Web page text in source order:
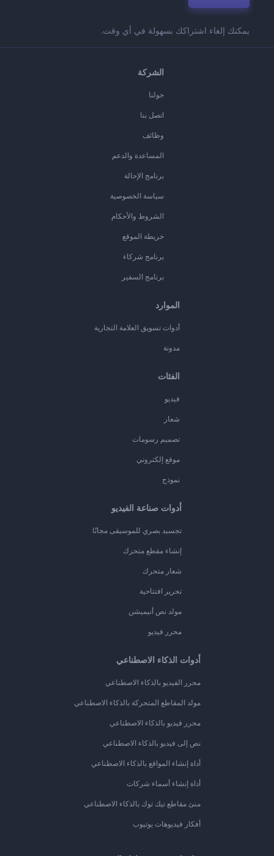
يمكنك إلغاء اشتراكك بسهولة في أي وقت.
الشركة
حولنا
اتصل بنا
وظائف
المساعدة والدعم
برنامج الإحالة
سياسة الخصوصية
الشروط والأحكام
خريطة الموقع
برنامج شركاء
برنامج السفير
الموارد
أدوات تسويق العلامة التجارية
مدونة
الفئات
فيديو
شعار
تصميم رسومات
موقع إلكتروني
نموذج
أدوات صناعة الفيديو
تجسيد بصري للموسيقى مجانًا
إنشاء مقطع متحرك
شعار متحرك
تحرير افتتاحية
مولد نص أنيميشن
محرر فيديو
أدوات الذكاء الاصطناعي
محرر الفيديو بالذكاء الاصطناعي
مولد المقاطع المتحركة بالذكاء الاصطناعي
محرر فيديو بالذكاء الاصطناعي
نص إلى فيديو بالذكاء الاصطناعي
أداة إنشاء المواقع بالذكاء الاصطناعي
أداة إنشاء أسماء شركات
منئ مقاطع تيك توك بالذكاء الاصطناعي
أفكار فيديوهات يوتيوب